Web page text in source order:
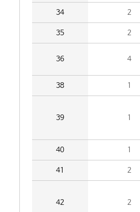
34 2
35 2
36 4
38 1
39 1
40 1
41 2
42 2